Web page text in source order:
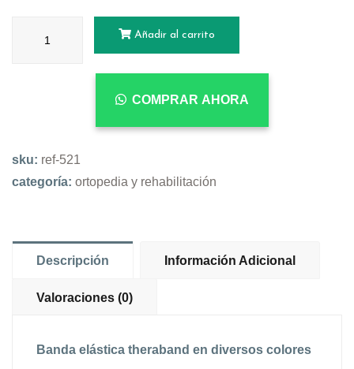
Añadir al carrito
COMPRAR AHORA
sku: ref-521
categoría: ortopedia y rehabilitación
Descripción Información Adicional
Valoraciones (0)
Banda elástica theraband en diversos colores